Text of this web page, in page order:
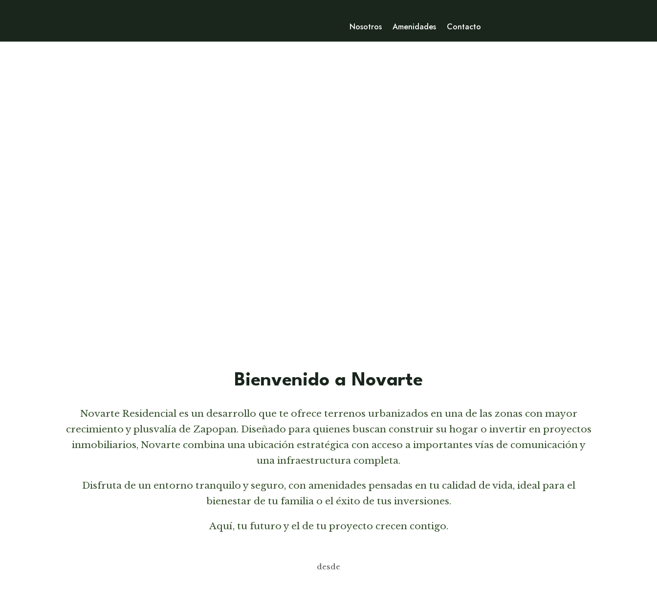
Nosotros Amenidades Contacto
Bienvenido a Novarte
Novarte Residencial es un desarrollo que te ofrece terrenos urbanizados en una de las zonas con mayor
crecimiento y plusvalía de Zapopan. Diseñado para quienes buscan construir su hogar o invertir en proyectos
inmobiliarios, Novarte combina una ubicación estratégica con acceso a importantes vías de comunicación y
una infraestructura completa.
Disfruta de un entorno tranquilo y seguro, con amenidades pensadas en tu calidad de vida, ideal para el
bienestar de tu familia o el éxito de tus inversiones.
Aquí, tu futuro y el de tu proyecto crecen contigo.
desde